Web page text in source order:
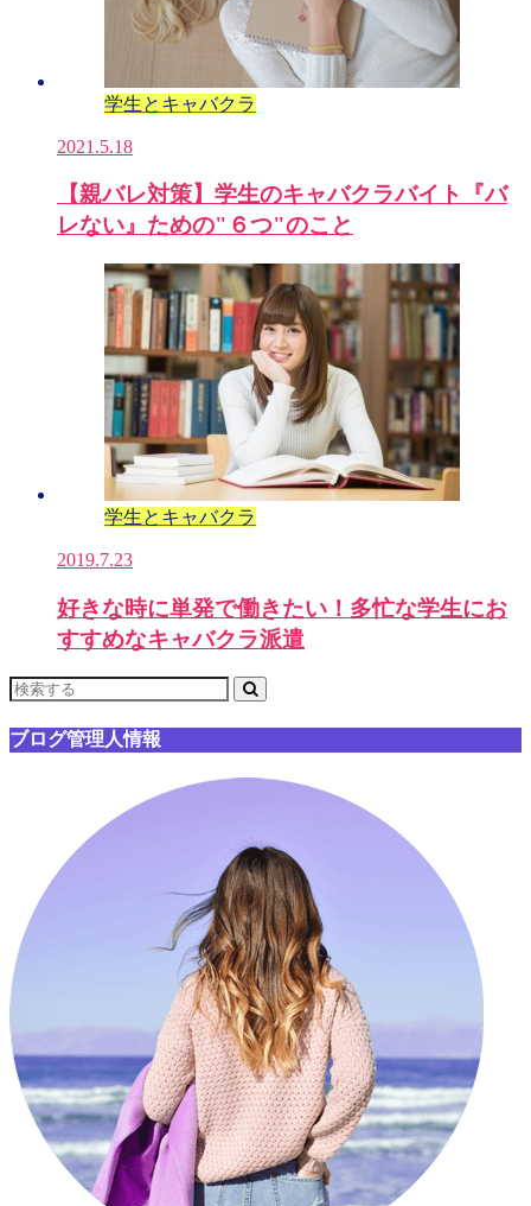
学生とキャバクラ
2021.5.18
【親バレ対策】学生のキャバクラバイト『バ
レない』ための"６つ"のこと
学生とキャバクラ
2019.7.23
好きな時に単発で働きたい！多忙な学生にお
すすめなキャバクラ派遣
ブログ管理人情報